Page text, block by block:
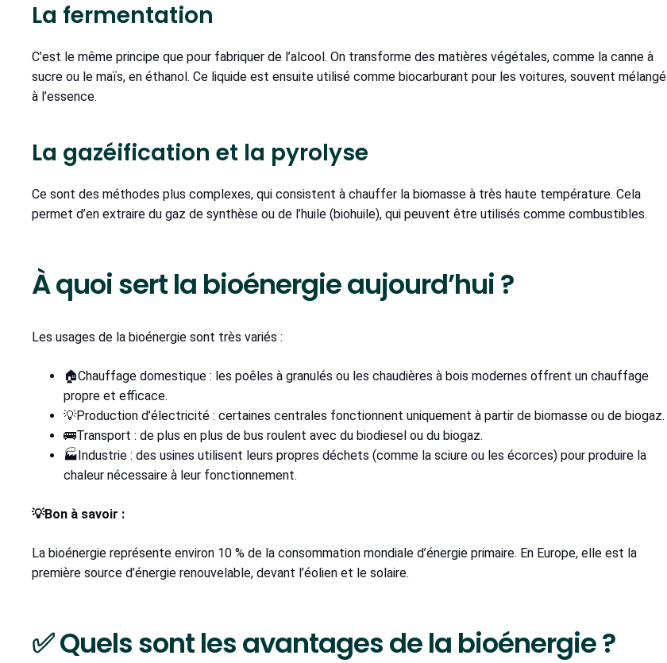
La fermentation
C’est le même principe que pour fabriquer de l’alcool. On transforme des matières végétales, comme la canne à
sucre ou le maïs, en éthanol. Ce liquide est ensuite utilisé comme biocarburant pour les voitures, souvent mélangé
à l’essence.
La gazéification et la pyrolyse
Ce sont des méthodes plus complexes, qui consistent à chauffer la biomasse à très haute température. Cela
permet d’en extraire du gaz de synthèse ou de l’huile (biohuile), qui peuvent être utilisés comme combustibles.
À quoi sert la bioénergie aujourd’hui ?
Les usages de la bioénergie sont très variés :
🏠Chauffage domestique : les poêles à granulés ou les chaudières à bois modernes offrent un chauffage
propre et efficace.
💡Production d’électricité : certaines centrales fonctionnent uniquement à partir de biomasse ou de biogaz.
🚌Transport : de plus en plus de bus roulent avec du biodiesel ou du biogaz.
🏭Industrie : des usines utilisent leurs propres déchets (comme la sciure ou les écorces) pour produire la
chaleur nécessaire à leur fonctionnement.
💡Bon à savoir :
La bioénergie représente environ 10 % de la consommation mondiale d’énergie primaire. En Europe, elle est la
première source d’énergie renouvelable, devant l’éolien et le solaire.
✅ Quels sont les avantages de la bioénergie ?